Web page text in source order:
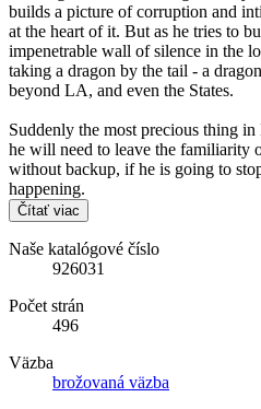
builds a picture of corruption and
at the heart of it. But as he tries to
impenetrable wall of silence in the
taking a dragon by the tail - a
beyond LA, and even the States.
Suddenly the most precious thing
he will need to leave the familiarity
without backup, if he is going to
happening.
Čítať viac
Naše katalógové číslo
926031
Počet strán
496
Väzba
brožovaná väzba